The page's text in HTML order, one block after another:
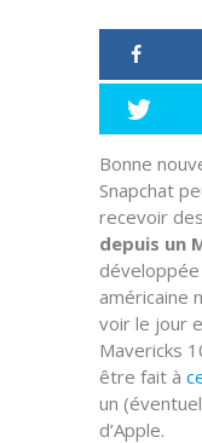
Bonne
Snapchat
recevoir
depuis un
américaine
voir le jour
Mavericks
être fait à
un
d’Apple.